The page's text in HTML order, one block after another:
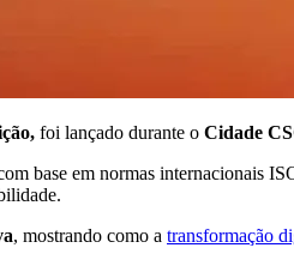
foi lançado durante o Cidade
base em normas internacionais
, mostrando como a transformação